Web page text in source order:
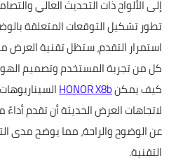
تطور تشكيل التوقعات المتعلقة
استمرار التقدم، ستظل تقنية العرض
كل من تجربة المستخدم وتصميم
HONOR X8b
لاتجاهات العرض الحديثة أن تقدم أداءً
عن الوضوح والراحة، مما يوضح مدى
التقنية.